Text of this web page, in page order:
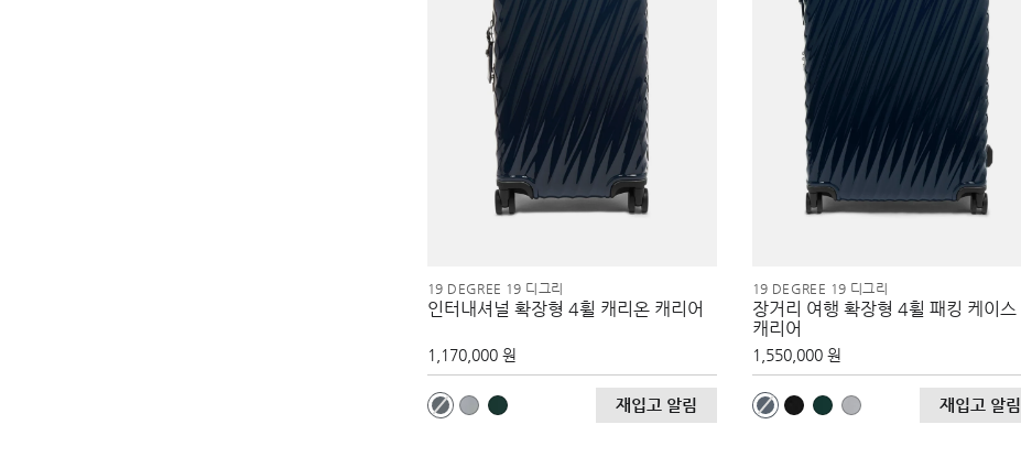
19 DEGREE 19 디그리
인터내셔널 확장형 4휠 캐리온 캐리어
1,170,000 원
재입고 알림
19 DEGREE 19 디그리
장거리 여행 확장형 4휠 패킹 케이스
캐리어
1,550,000 원
재입고 알림